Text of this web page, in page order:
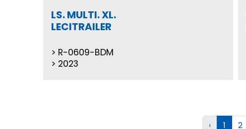
LS. MULTI. XL.
LECITRAILER
R-0609-BDM
2023
‹ 1 2